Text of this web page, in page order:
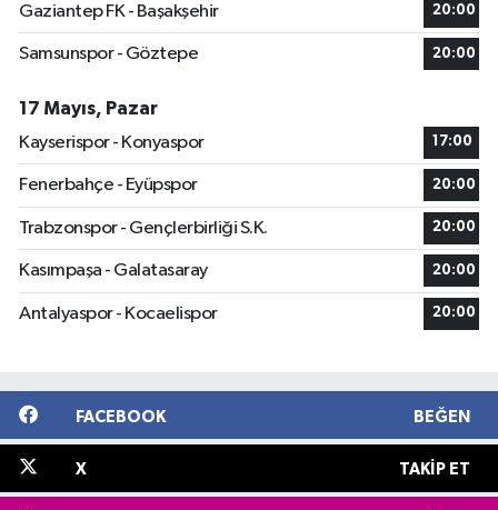
Gaziantep FK - Başakşehir 20:00
Samsunspor - Göztepe 20:00
17 Mayıs, Pazar
Kayserispor - Konyaspor
17:00
Fenerbahçe - Eyüpspor 20:00
Trabzonspor - Gençlerbirliği S.K. 20:00
Kasımpaşa - Galatasaray 20:00
Antalyaspor - Kocaelispor 20:00
FACEBOOK BEĞEN
X TAKIP ET